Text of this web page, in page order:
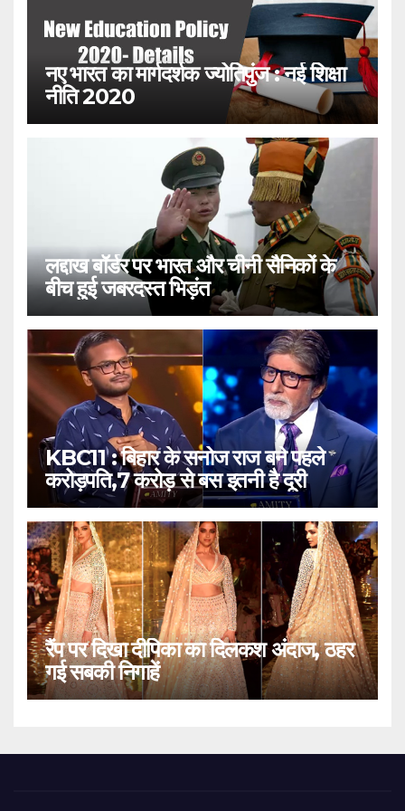
नए भारत का मार्गदर्शक ज्योतिपुंज : नई शिक्षा
नीति 2020
लद्दाख बॉर्डर पर भारत और चीनी सैनिकों के
बीच हुई जबरदस्त भिड़ंत
KBC11 : बिहार के सनोज राज बने पहले
करोड़पति,7 करोड़ से बस इतनी है दूरी
रैंप पर दिखा दीपिका का दिलकश अंदाज, ठहर
गई सबकी निगाहें